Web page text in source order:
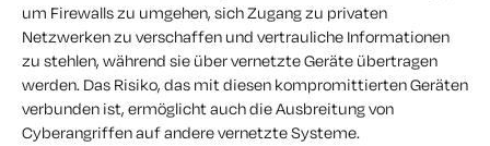
um Firewalls zu umgehen, sich Zugang zu privaten
Netzwerken zu verschaffen und vertrauliche Informationen
zu stehlen, während sie über vernetzte Geräte übertragen
werden. Das Risiko, das mit diesen kompromittierten Geräten
verbunden ist, ermöglicht auch die Ausbreitung von
Cyberangriffen auf andere vernetzte Systeme.